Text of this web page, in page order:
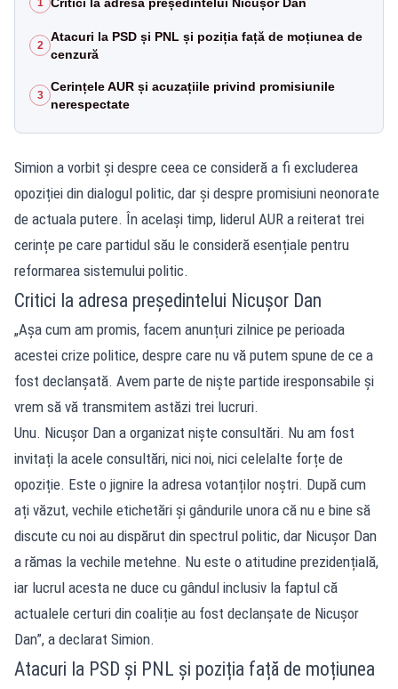
2
Atacuri la PSD și PNL și poziția față de moțiunea de
cenzură
3
Cerințele AUR și acuzațiile privind promisiunile
nerespectate
Simion a vorbit și despre ceea ce consideră a fi excluderea
opoziției din dialogul politic, dar și despre promisiuni neonorate
de actuala putere. În același timp, liderul AUR a reiterat trei
cerințe pe care partidul său le consideră esențiale pentru
reformarea sistemului politic.
Critici la adresa președintelui Nicușor Dan
„Așa cum am promis, facem anunțuri zilnice pe perioada
acestei crize politice, despre care nu vă putem spune de ce a
fost declanșată. Avem parte de niște partide iresponsabile și
vrem să vă transmitem astăzi trei lucruri.
Unu. Nicușor Dan a organizat niște consultări. Nu am fost
invitați la acele consultări, nici noi, nici celelalte forțe de
opoziție. Este o jignire la adresa votanților noștri. După cum
ați văzut, vechile etichetări și gândurile unora că nu e bine să
discute cu noi au dispărut din spectrul politic, dar Nicușor Dan
a rămas la vechile metehne. Nu este o atitudine prezidențială,
iar lucrul acesta ne duce cu gândul inclusiv la faptul că
actualele certuri din coaliție au fost declanșate de Nicușor
Dan”, a declarat Simion.
Atacuri la PSD și PNL și poziția față de moțiunea